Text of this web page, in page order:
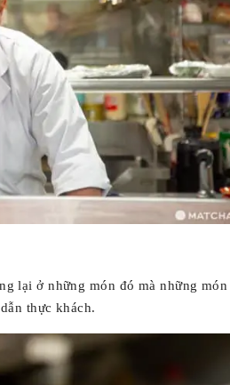
lại ở những món đó mà những món
thực khách.